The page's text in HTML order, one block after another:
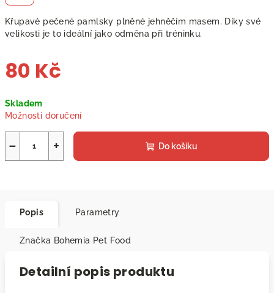
Křupavé pečené pamlsky plněné jehněčím masem. Díky své
velikosti je to ideální jako odměna při tréninku.
80 Kč
cena:
Skladem
Možnosti doručení
+
− Do košíku
Popis Parametry
Značka Bohemia Pet Food
Detailní popis produktu